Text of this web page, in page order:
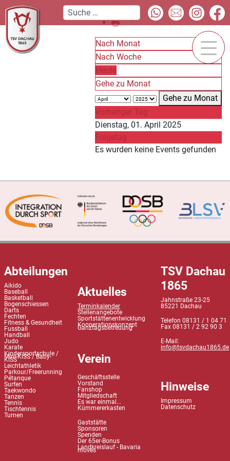
Nach Monat
Nach Woche
Heute
Gehe zu Monat
Gehe zu Monat
Vorheriger Tag
Dienstag, 01. April 2025
Folgetag
Es wurden keine Events gefunden
Abteilungen
Aikido
Baseball
Basketball
Bogenschiessen
Darts
Fechten
Fitness & Gesundheit
Fussball
Handball
Judo
Karate
Kindersportschule /
Mini-KiSS / Baby-
KiSS
Leichtathletik
Parkour/Freerunning
Pétanque
Surfen
Taekwondo
Tanzen
Tennis
Tischtennis
Turnen
Aktuelles
Terminkalender
Stellenangebote
Sportstättenentwicklung
Kooperationskonzept
Ganztagsbetreuung
Verein
Geschäftsstelle
Vorstand
Fanshop
Mitgliedschaft
Es war einmal...
Kümmererkasten
Gaststätte
Sponsoren
Spenden
Der 65er-Bonus
Landkreislauf - Bavaria
moves
TSV Dachau
1865
Jahnstraße 23-25
85221 Dachau
Telefon 08131 / 1 04 71
Fax 08131 / 2 92 90 3
E-Mail:
info@tsvdachau1865.de
Hinweise
Impressum
Datenschutz